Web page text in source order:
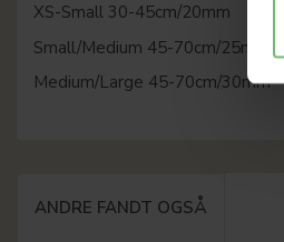
XS-Small 30-45cm/20mm
Small/Medium 45-70cm/25mm
Medium/Large 45-70cm/30mm
ANDRE FANDT OGSÅ